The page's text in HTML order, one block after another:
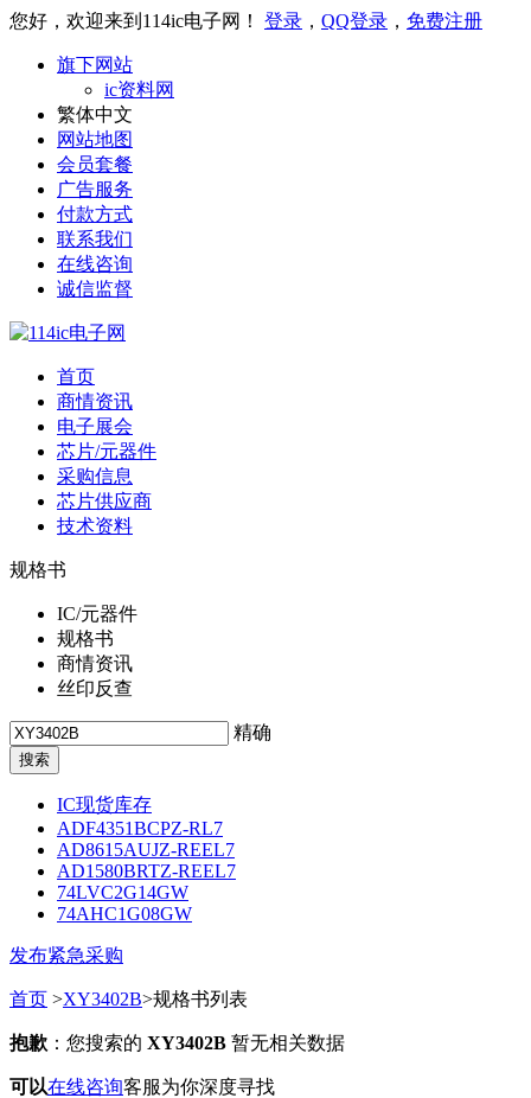
您好，欢迎来到114ic电子网！ 登录 ， QQ登录 ， 免费注册
旗下网站
ic资料网
繁体中文
网站地图
会员套餐
广告服务
付款方式
联系我们
在线咨询
诚信监督
首页
商情资讯
电子展会
芯片/元器件
采购信息
芯片供应商
技术资料
规格书
IC/元器件
规格书
商情资讯
丝印反查
精确
IC现货库存
ADF4351BCPZ-RL7
AD8615AUJZ-REEL7
AD1580BRTZ-REEL7
74LVC2G14GW
74AHC1G08GW
发布紧急采购
首页 >XY3402B>规格书列表
抱歉 ：您搜索的 XY3402B 暂无相关数据
可以在线咨询客服为你深度寻找